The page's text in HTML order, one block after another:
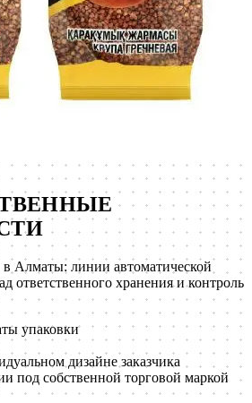
Алматы: линии автоматической
ответственного хранения и контроль
упаковки
дизайне заказчика
под собственной торговой маркой